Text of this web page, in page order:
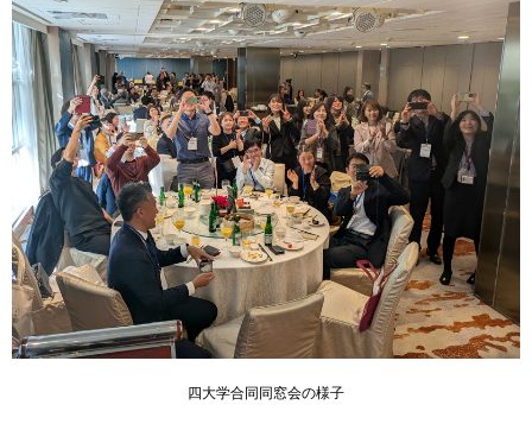
サ
イ
ト
マ
ッ
プ
四大学合同同窓会の様子